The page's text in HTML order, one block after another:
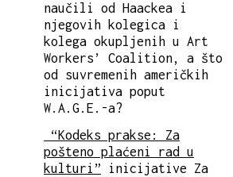
naučili od Haackea i
njegovih kolegica i
kolega okupljenih u Art
Workers’ Coalition, a što
od suvremenih američkih
inicijativa poput
W.A.G.E.-a?
“Kodeks prakse: Za
pošteno plaćeni rad u
kulturi” inicijative Za